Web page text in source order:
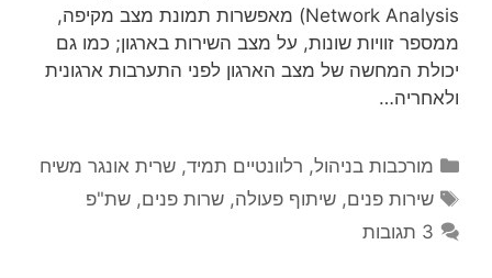
Network Analysis) מאפשרות תמונת מצב מקיפה,
ממספר זוויות שונות, על מצב השירות בארגון; כמו גם
יכולת המחשה של מצב הארגון לפני התערבות ארגונית
ולאחריה…
קטגוריות
מורכבות בניהול, רלוונטיים תמיד,שרית אונגר משיח
תגיות
שירות פנים,שיתוף פעולה,שרות פנים,שת"פ
3 תגובות